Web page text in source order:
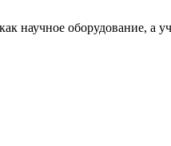
научное оборудование, а